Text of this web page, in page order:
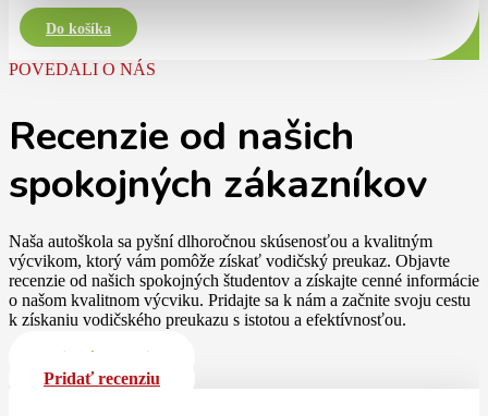
POVEDALI O NÁS
Recenzie od našich
spokojných zákazníkov
Naša autoškola sa pyšní dlhoročnou skúsenosťou a kvalitným
výcvikom, ktorý vám pomôže získať vodičský preukaz. Objavte
recenzie od našich spokojných študentov a získajte cenné informácie
o našom kvalitnom výcviku. Pridajte sa k nám a začnite svoju cestu
k získaniu vodičského preukazu s istotou a efektívnosťou.
Pridať recenziu
Pridať recenziu